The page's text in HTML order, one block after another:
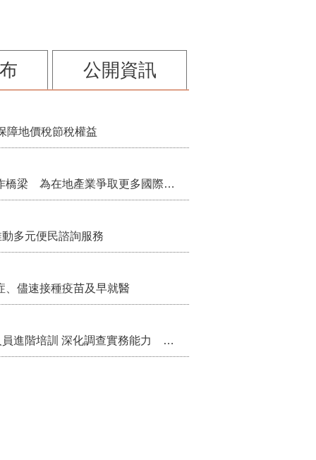
公開資訊
障地價稅節稅權益
多元便民諮詢服務
、儘速接種疫苗及早就醫